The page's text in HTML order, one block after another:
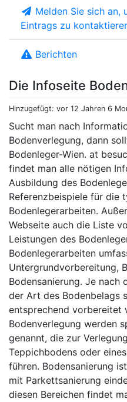
Die Infoseite
Hinzugefügt: vor 12 Jahren 6
Sucht man nach
Bodenverlegung, dann
Bodenleger-Wien. at
findet man alle nötigen
Ausbildung des
Referenzbeispiele für die
Bodenlegerarbeiten.
Webseite auch die Liste
Leistungen des
Bodenlegerarbeiten
Untergrundvorbereitung,
Bodensanierung. Je nach
der Art des Bodenbelags
entsprechend vorbereitet
Bodenverlegung werden
genannt, die zur
Teppichbodens oder
führen. Bodensanierung
mit Parkettsanierung
diesen Bereichen findet
Melden Sie sich an,
Eintrags zu
Berichten